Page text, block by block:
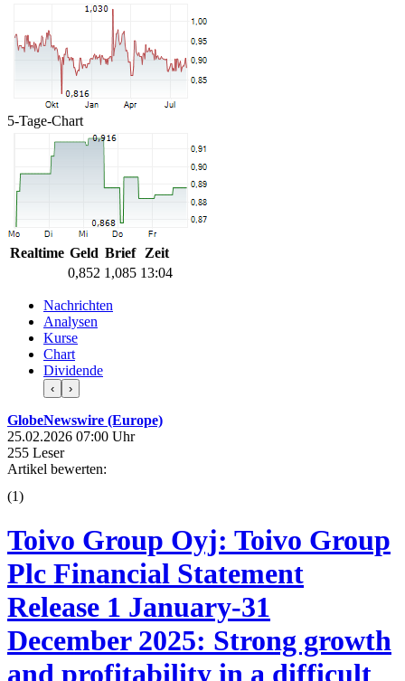
5-Tage-Chart
Realtime Geld Brief
Zeit
0,852 1,085 13:04
Nachrichten
Analysen
Kurse
Chart
Dividende
‹ ›
GlobeNewswire (Europe)
25.02.2026 07:00 Uhr
255 Leser
Artikel bewerten:
(1)
Toivo Group Oyj: Toivo Group
Plc Financial Statement
Release 1 January-31
December 2025: Strong growth
and profitability in a difficult